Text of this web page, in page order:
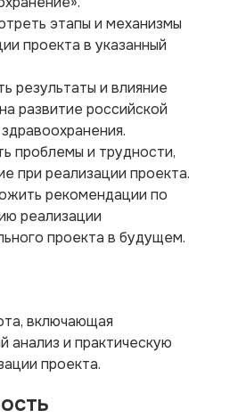
этапы и механизмы
проекта в указанный
результаты и влияние
развитие российской
проблемы и трудности,
при реализации проекта.
рекомендации по
реализации
проекта в будущем.
включающая
анализ и практическую
проекта.